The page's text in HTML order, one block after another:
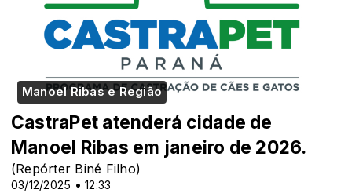
Manoel Ribas e Região
03/12/2025 • 12:33
CastraPet atenderá cidade de
Manoel Ribas em janeiro de 2026.
(Repórter Biné Filho)